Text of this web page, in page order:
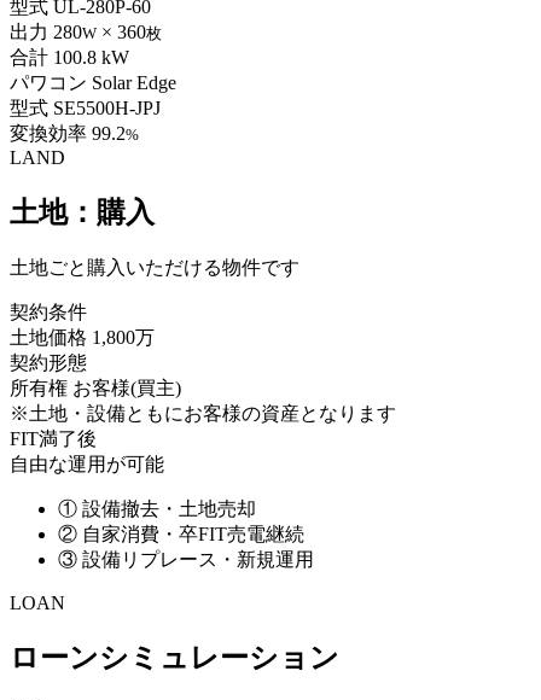
型式 UL-280P-60
出力 280W × 360枚
合計 100.8 kW
パワコン Solar Edge
型式 SE5500H-JPJ
変換効率 99.2%
LAND
土地：購入
土地ごと購入いただける物件です
契約条件
土地価格 1,800万
契約形態
所有権 お客様(買主)
※土地・設備ともにお客様の資産となります
FIT満了後
自由な運用が可能
① 設備撤去・土地売却
② 自家消費・卒FIT売電継続
③ 設備リプレース・新規運用
LOAN
ローンシミュレーション